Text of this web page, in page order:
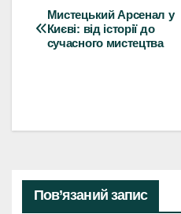
Навігація
записів
Мистецький Арсенал у
Києві: від історії до
сучасного мистецтва
Пов’язаний запис